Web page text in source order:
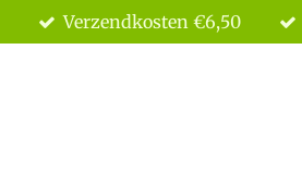
Verzendkosten €6,50